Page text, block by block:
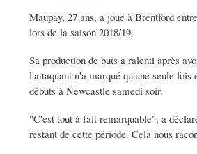
Maupay, 27 ans, a joué à Brentford
lors de la saison 2018/19.
Sa production de buts a ralenti après
l'attaquant n'a marqué qu'une seule
débuts à Newcastle samedi soir.
"C'est tout à fait remarquable", a
restant de cette période. Cela nous